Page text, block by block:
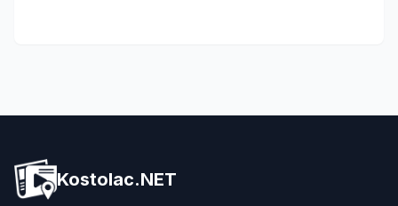
Kostolac.NET